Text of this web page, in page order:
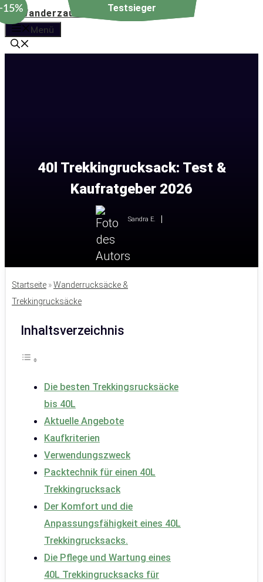
Zum
Inhalt
springen
Menü
40l Trekkingrucksack: Test &
Kaufratgeber 2026
Sandra E.
Startseite »Wanderrucksäcke &
Trekkingrucksäcke
Inhaltsverzeichnis
Die besten Trekkingsrucksäcke
bis 40L
Aktuelle Angebote
Kaufkriterien
Verwendungszweck
Packtechnik für einen 40L
Trekkingrucksack
Der Komfort und die
Anpassungsfähigkeit eines 40L
Trekkingrucksacks.
Die Pflege und Wartung eines
40L Trekkingrucksacks für